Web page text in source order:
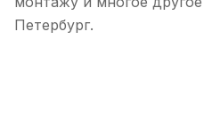
Петербург.